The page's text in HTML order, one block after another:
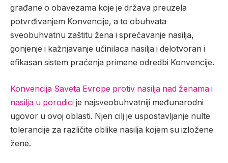
građane o obavezama koje je država preuzela
potvrđivanjem Konvencije, a to obuhvata
sveobuhvatnu zaštitu žena i sprečavanje nasilja,
gonjenje i kažnjavanje učinilaca nasilja i delotvoran i
efikasan sistem praćenja primene odredbi Konvencije.
Konvencija Saveta Evrope protiv nasilja nad ženama i
nasilja u porodici je najsveobuhvatniji međunarodni
ugovor u ovoj oblasti. Njen cilj je uspostavljanje nulte
tolerancije za različite oblike nasilja kojem su izložene
žene.